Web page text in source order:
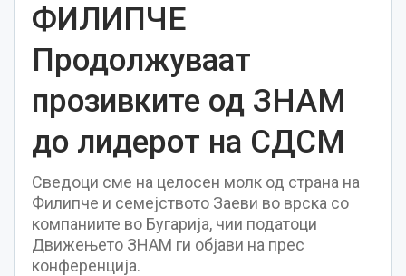
ФИЛИПЧЕ
Продолжуваат
прозивките од ЗНАМ
до лидерот на СДСМ
Сведоци сме на целосен молк од страна на
Филипче и семејството Заеви во врска со
компаниите во Бугарија, чии податоци
Движењето ЗНАМ ги објави на прес
конференција.